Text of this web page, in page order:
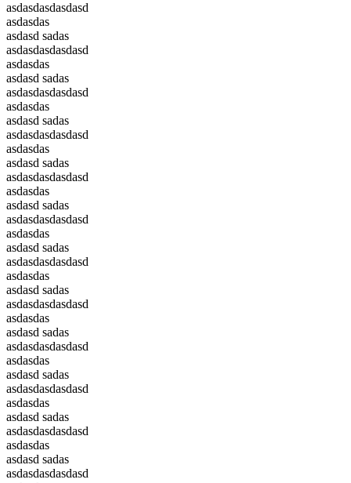
asdasdasdasdasd
asdasdas
asdasd sadas
asdasdasdasdasd
asdasdas
asdasd sadas
asdasdasdasdasd
asdasdas
asdasd sadas
asdasdasdasdasd
asdasdas
asdasd sadas
asdasdasdasdasd
asdasdas
asdasd sadas
asdasdasdasdasd
asdasdas
asdasd sadas
asdasdasdasdasd
asdasdas
asdasd sadas
asdasdasdasdasd
asdasdas
asdasd sadas
asdasdasdasdasd
asdasdas
asdasd sadas
asdasdasdasdasd
asdasdas
asdasd sadas
asdasdasdasdasd
asdasdas
asdasd sadas
asdasdasdasdasd